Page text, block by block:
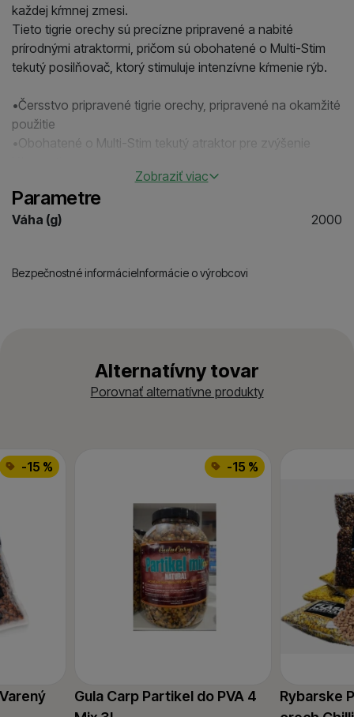
každej kŕmnej zmesi.
Tieto tigrie orechy sú precízne pripravené a nabité
prírodnými atraktormi, pričom sú obohatené o Multi-Stim
tekutý posilňovač, ktorý stimuluje intenzívne kŕmenie rýb.
•Čersstvo pripravené tigrie orechy, pripravené na okamžité
použitie
•Obohatené o Multi-Stim tekutý atraktor pre zvýšenie
•Vhodné ako voľné kŕmenie, háčiková nástraha alebo
súčasť kŕmnych zmesí
•Skvele sa kombinuje s ďalšími partiklovými mixmi od
Zobraziť viac
Parametre
Váha (g) 2000
Bezpečnostné informácieInformácie o výrobcovi
Alternatívny tovar
Porovnať alternatívne produkty
-15 %
Gula Carp Partikel do PVA 4
Rybarske
-15 %